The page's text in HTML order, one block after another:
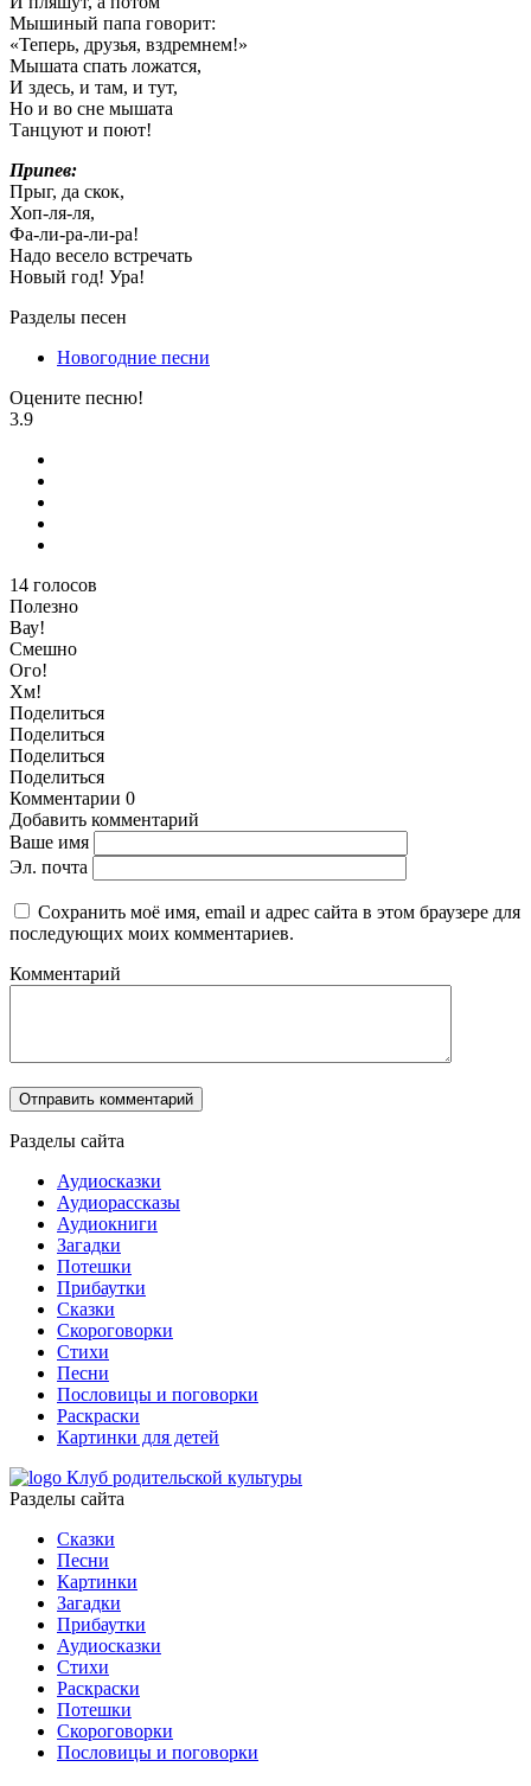
Мышиный папа говорит:
«Теперь, друзья, вздремнем!»
Мышата спать ложатся,
И здесь, и там, и тут,
Но и во сне мышата
Танцуют и поют!
Припев:
Прыг, да скок,
Хоп-ля-ля,
Фа-ли-ра-ли-ра!
Надо весело встречать
Новый год! Ура!
Разделы песен
Новогодние песни
Оцените песню!
3.9
14 голосов
Полезно
Вау!
Смешно
Ого!
Хм!
Поделиться
Поделиться
Поделиться
Поделиться
Комментарии 0
Добавить комментарий
Ваше имя
Эл. почта
Сохранить моё имя, email и адрес сайта в этом браузере для
последующих моих комментариев.
Комментарий
Разделы сайта
Аудиосказки
Аудиорассказы
Аудиокниги
Загадки
Потешки
Прибаутки
Сказки
Скороговорки
Стихи
Песни
Пословицы и поговорки
Раскраски
Картинки для детей
Клуб родительской культуры
Разделы сайта
Сказки
Песни
Картинки
Загадки
Прибаутки
Аудиосказки
Стихи
Раскраски
Потешки
Скороговорки
Пословицы и поговорки